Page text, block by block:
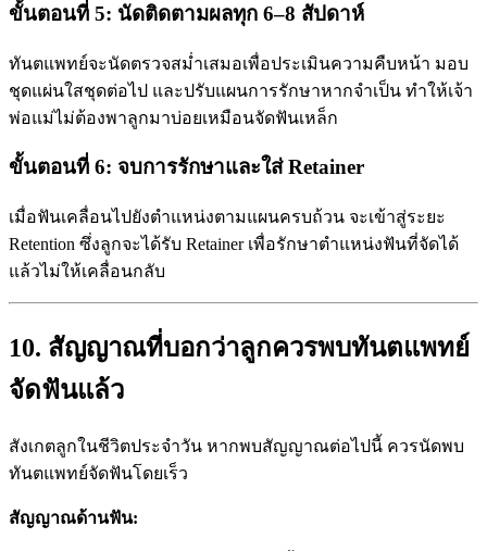
ขั้นตอนที่ 5: นัดติดตามผลทุก 6–8 สัปดาห์
ทันตแพทย์จะนัดตรวจสม่ำเสมอเพื่อประเมินความคืบหน้า มอบ
ชุดแผ่นใสชุดต่อไป และปรับแผนการรักษาหากจำเป็น ทำให้เจ้า
พ่อแม่ไม่ต้องพาลูกมาบ่อยเหมือนจัดฟันเหล็ก
ขั้นตอนที่ 6: จบการรักษาและใส่ Retainer
เมื่อฟันเคลื่อนไปยังตำแหน่งตามแผนครบถ้วน จะเข้าสู่ระยะ
Retention ซึ่งลูกจะได้รับ Retainer เพื่อรักษาตำแหน่งฟันที่จัดได้
แล้วไม่ให้เคลื่อนกลับ
10. สัญญาณที่บอกว่าลูกควรพบทันตแพทย์
จัดฟันแล้ว
สังเกตลูกในชีวิตประจำวัน หากพบสัญญาณต่อไปนี้ ควรนัดพบ
ทันตแพทย์จัดฟันโดยเร็ว
สัญญาณด้านฟัน: